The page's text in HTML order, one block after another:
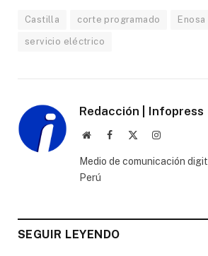
Castilla corte programado Enosa
servicio eléctrico
Redacción | Infopress
WebsiteFacebook Instagram
Medio de comunicación
Perú
SEGUIR LEYENDO